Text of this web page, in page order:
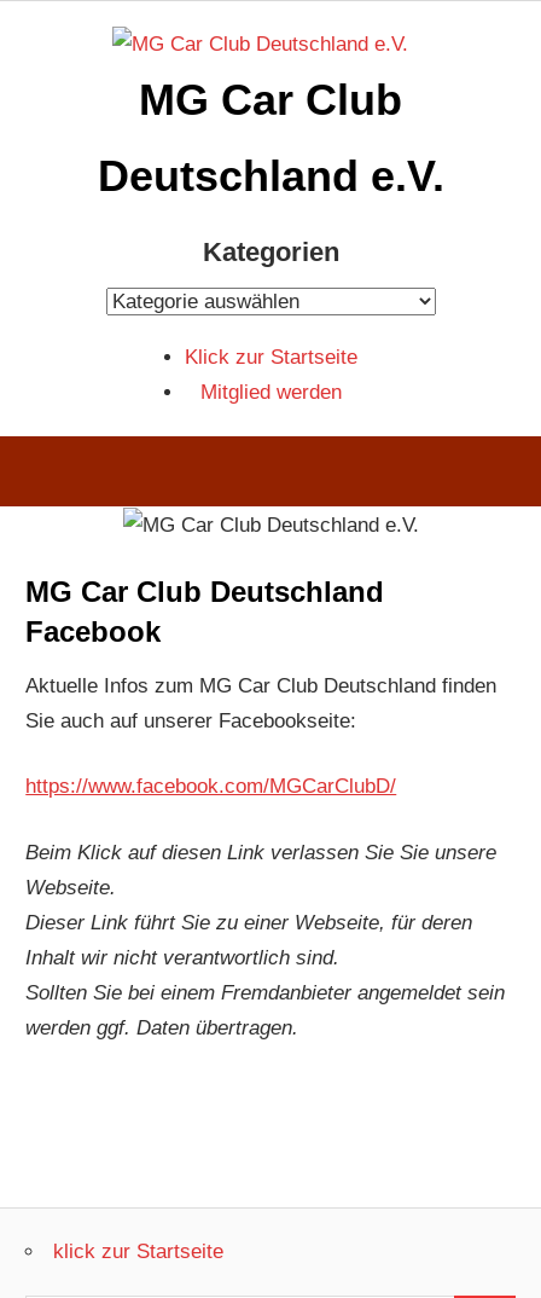
MG Car Club
Deutschland e.V.
Kategorien
Kategorien
Klick zur Startseite
Mitglied werden
MG Car Club Deutschland
Facebook
Aktuelle Infos zum MG Car Club Deutschland finden
Sie auch auf unserer Facebookseite:
https://www.facebook.com/MGCarClubD/
Beim Klick auf diesen Link verlassen Sie Sie unsere
Webseite.
Dieser Link führt Sie zu einer Webseite, für deren
Inhalt wir nicht verantwortlich sind.
Sollten Sie bei einem Fremdanbieter angemeldet sein
werden ggf. Daten übertragen.
klick zur Startseite